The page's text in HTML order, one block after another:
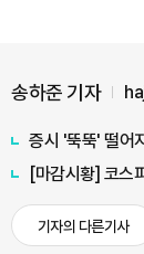
송하준 기자
증시 '뚝뚝' 떨어
[마감시황] 코스
기자의 다른기사